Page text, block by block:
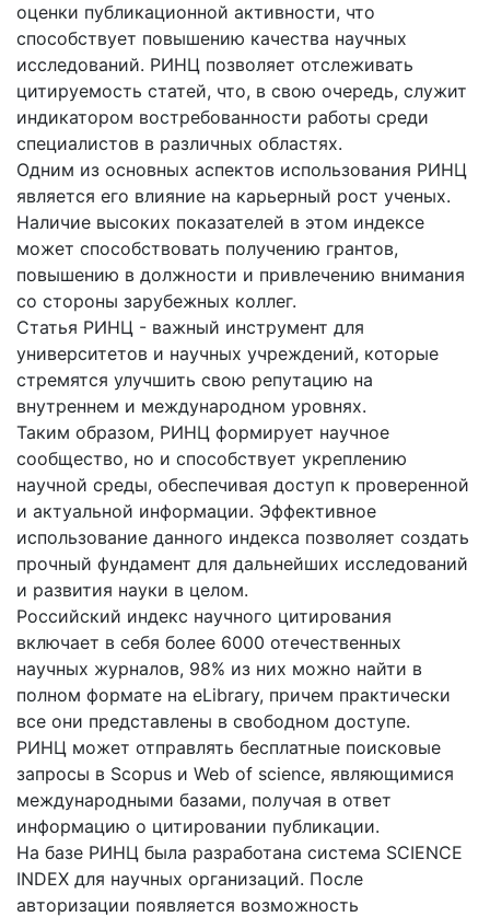
оценки публикационной активности, что
способствует повышению качества научных
исследований. РИНЦ позволяет отслеживать
цитируемость статей, что, в свою очередь, служит
индикатором востребованности работы среди
специалистов в различных областях.
Одним из основных аспектов использования РИНЦ
является его влияние на карьерный рост ученых.
Наличие высоких показателей в этом индексe
может способствовать получению грантов,
повышению в должности и привлечению внимания
со стороны зарубежных коллег.
Статья РИНЦ - важный инструмент для
университетов и научных учреждений, которые
стремятся улучшить свою репутацию на
внутреннем и международном уровнях.
Таким образом, РИНЦ формирует научное
сообщество, но и способствует укреплению
научной среды, обеспечивая доступ к проверенной
и актуальной информации. Эффективное
использование данного индекса позволяет создать
прочный фундамент для дальнейших исследований
и развития науки в целом.
Российский индекс научного цитирования
включает в себя более 6000 отечественных
научных журналов, 98% из них можно найти в
полном формате на eLibrary, причем практически
все они представлены в свободном доступе.
РИНЦ может отправлять бесплатные поисковые
запросы в Scopus и Web of science, являющимися
международными базами, получая в ответ
информацию о цитировании публикации.
На базе РИНЦ была разработана система SCIENCE
INDEX для научных организаций. После
авторизации появляется возможность